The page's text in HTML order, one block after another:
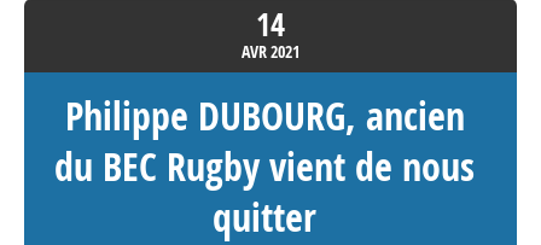
14
AVR2021
Philippe DUBOURG, ancien
du BEC Rugby vient de nous
quitter